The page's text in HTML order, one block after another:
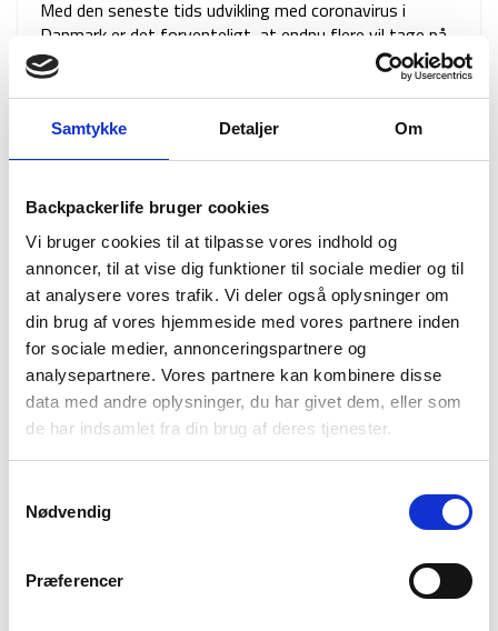
Samtykke Detaljer Om
Backpackerlife bruger cookies
Vi bruger cookies til at tilpasse vores indhold og
annoncer, til at vise dig funktioner til sociale medier og til
at analysere vores trafik. Vi deler også oplysninger om
din brug af vores hjemmeside med vores partnere inden
for sociale medier, annonceringspartnere og
analysepartnere. Vores partnere kan kombinere disse
data med andre oplysninger, du har givet dem, eller som
de har indsamlet fra din brug af deres tjenester.
Nødvendig
Præferencer
Med den seneste tids udvikling med coronavirus i
Danmark er det forventeligt, at endnu flere vil tage på
vandreture, teltture og generelt på …
Se artikel
vandreudstyr ,vandring